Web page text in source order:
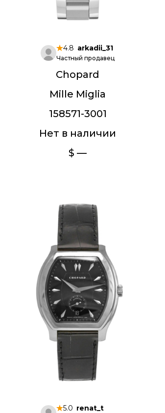
4.8 arkadii_31
Частный продавец
Chopard
Mille Miglia
158571-3001
Нет в наличии
$ —
5.0 renat_t